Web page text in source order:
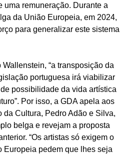
uma remuneração. Durante a
da União Europeia, em 2024,
para generalizar este sistema
“a transposição da
portuguesa irá viabilizar
possibilidade da vida artística
Por isso, a GDA apela aos
da Cultura, Pedro Adão e Silva,
belga e revejam a proposta
“Os artistas só exigem o
Europeia pedem que lhes seja